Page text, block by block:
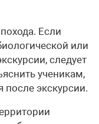
Если
или
следует
ученикам,
после экскурсии.